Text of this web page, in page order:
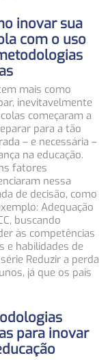
inovar sua
com o uso
mais como
inevitavelmente
começaram a
para a tão
– e necessária –
na educação.
fatores
nessa
de decisão, como
Adequação
buscando
às competências
e habilidades de
Reduzir a perda
já que os pais
para inovar